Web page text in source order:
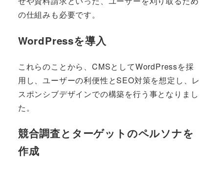
の仕組みも必要です。
WordPressを導入
これらのことから、CMSとしてWordPressを採
用し、ユーザーの利便性とSEO対策を想定し、レ
スポンシブデザインでの構築を行う事となりまし
た。
競合調査とターゲットのペルソナを
作成